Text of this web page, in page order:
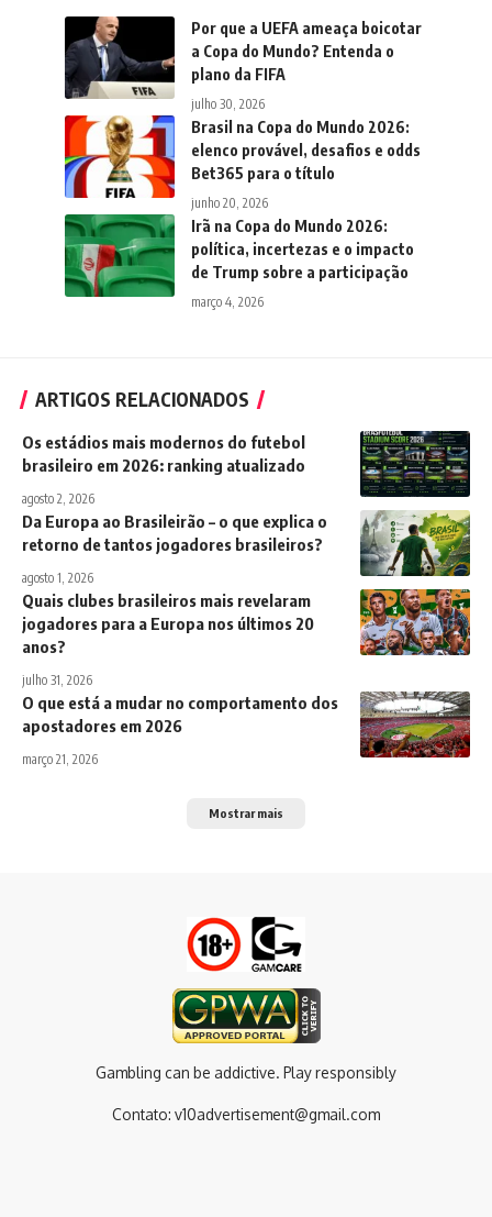
Por que a UEFA ameaça boicotar
a Copa do Mundo? Entenda o
plano da FIFA
julho 30, 2026
Brasil na Copa do Mundo 2026:
elenco provável, desafios e odds
Bet365 para o título
junho 20, 2026
Irã na Copa do Mundo 2026:
política, incertezas e o impacto
de Trump sobre a participação
março 4, 2026
ARTIGOS RELACIONADOS
Os estádios mais modernos do futebol
brasileiro em 2026: ranking atualizado
agosto 2, 2026
Da Europa ao Brasileirão – o que explica o
retorno de tantos jogadores brasileiros?
agosto 1, 2026
Quais clubes brasileiros mais revelaram
jogadores para a Europa nos últimos 20
anos?
julho 31, 2026
O que está a mudar no comportamento dos
apostadores em 2026
março 21, 2026
Mostrar mais
Gambling can be addictive. Play responsibly
Contato: v10advertisement@gmail.com